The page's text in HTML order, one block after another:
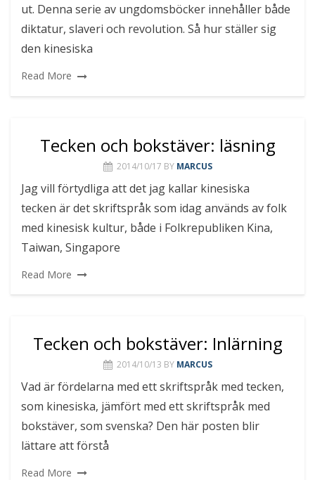
ut. Denna serie av ungdomsböcker innehåller både
diktatur, slaveri och revolution. Så hur ställer sig
den kinesiska
Read More
Tecken och bokstäver: läsning
2014/10/17 BY MARCUS
Jag vill förtydliga att det jag kallar kinesiska
tecken är det skriftspråk som idag används av folk
med kinesisk kultur, både i Folkrepubliken Kina,
Taiwan, Singapore
Read More
Tecken och bokstäver: Inlärning
2014/10/13 BY MARCUS
Vad är fördelarna med ett skriftspråk med tecken,
som kinesiska, jämfört med ett skriftspråk med
bokstäver, som svenska? Den här posten blir
lättare att förstå
Read More